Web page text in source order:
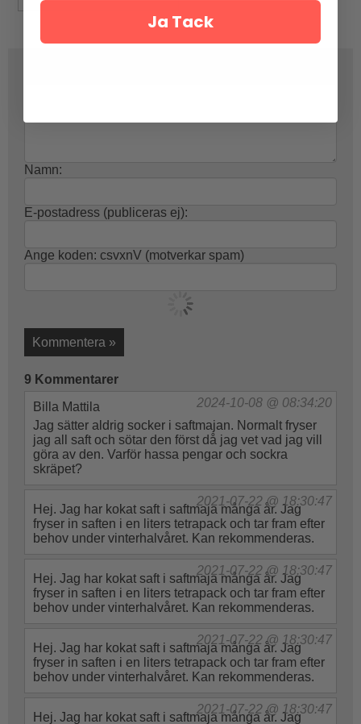
Namn:
E-postadress (publiceras ej):
Ange koden: csvxnV (motverkar spam)
Kommentera »
9 Kommentarer
Billa Mattila
Jag sätter aldrig socker i saftmajan. Normalt fryser
jag all saft och sötar den först då jag vet vad jag vill
göra av den. Varför hassa pengar och sockra
skräpet?
2024-10-08 @ 08:34:20
Hej. Jag har kokat saft i saftmaja många år. Jag
fryser in saften i en liters tetrapack och tar fram efter
behov under vinterhalvåret. Kan rekommenderas.
2021-07-22 @ 18:30:47
Hej. Jag har kokat saft i saftmaja många år. Jag
fryser in saften i en liters tetrapack och tar fram efter
behov under vinterhalvåret. Kan rekommenderas.
2021-07-22 @ 18:30:47
Hej. Jag har kokat saft i saftmaja många år. Jag
fryser in saften i en liters tetrapack och tar fram efter
behov under vinterhalvåret. Kan rekommenderas.
2021-07-22 @ 18:30:47
Hej. Jag har kokat saft i saftmaja många år. Jag
2021-07-22 @ 18:30:47
Ja Tack